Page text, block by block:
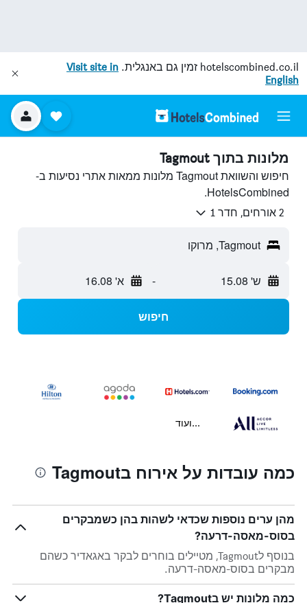
hotelscombined.co.il זמין גם באנגלית. Visit site in
English
מלונות בתוך Tagmout
חיפוש והשוואת Tagmout מלונות ממאות אתרי נסיעות ב-
HotelsCombined.
2 אורחים, חדר 1
Tagmout, מרוקו
ש' 15.08 - א' 16.08
חיפוש
...ועוד
כמה עובדות על אירוח בTagmout
מהן ערים נוספות שכדאי לשהות בהן כשמבקרים
בסוס-מאסה-דרעה?
בנוסף לTagmout, מטיילים בוחרים לבקר באגאדיר כשהם
מבקרים בסוס-מאסה-דרעה.
כמה מלונות יש בTagmout?